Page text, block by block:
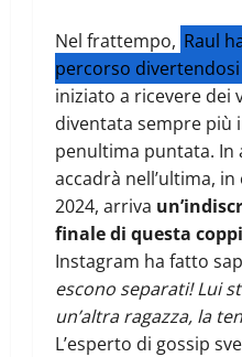
Nel frattempo, Raul
percorso divertendosi
iniziato a ricevere dei
diventata sempre più
penultima puntata. In
accadrà nell’ultima,
2024, arriva
finale di questa
Instagram ha fatto
escono separati! Lui
un’altra ragazza, la
L’esperto di gossip